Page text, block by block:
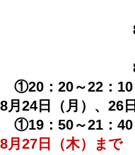
①20：20～22：10
8月24日（月）、26
①19：50～21：40
8月27日（木）まで